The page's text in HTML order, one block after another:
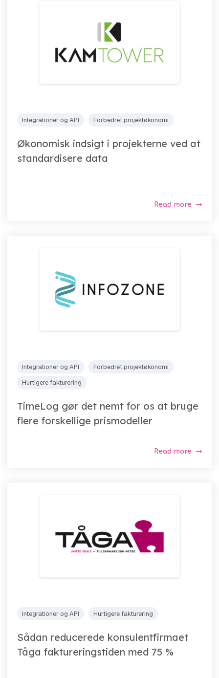
Integrationer og API Forbedret projektøkonomi
Økonomisk indsigt i projekterne ved at
standardisere data
Read more
Integrationer og API
Forbedret projektøkonomi
Hurtigere fakturering
TimeLog gør det nemt for os at bruge
flere forskellige prismodeller
Read more
Integrationer og API Hurtigere fakturering
Sådan reducerede konsulentfirmaet
Tåga faktureringstiden med 75 %